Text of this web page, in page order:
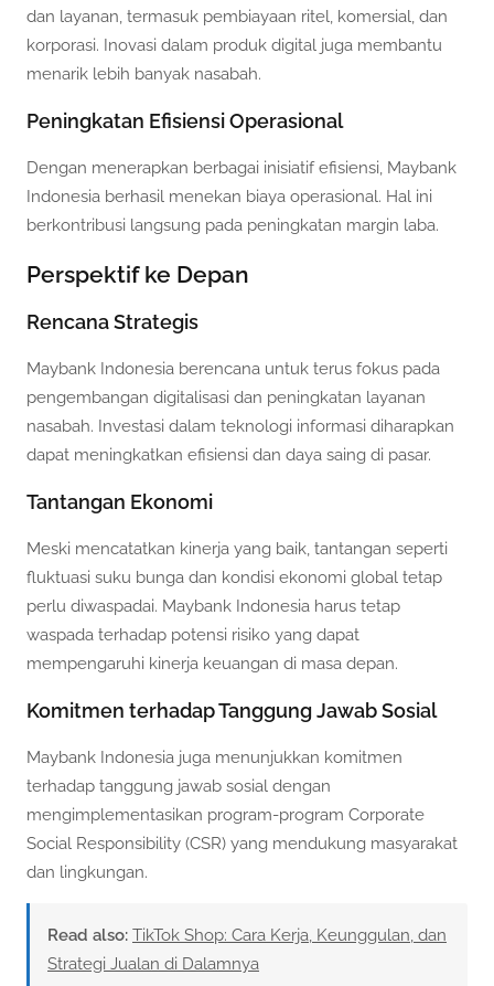
dan layanan, termasuk pembiayaan ritel, komersial, dan
korporasi. Inovasi dalam produk digital juga membantu
menarik lebih banyak nasabah.
Peningkatan Efisiensi Operasional
Dengan menerapkan berbagai inisiatif efisiensi, Maybank
Indonesia berhasil menekan biaya operasional. Hal ini
berkontribusi langsung pada peningkatan margin laba.
Perspektif ke Depan
Rencana Strategis
Maybank Indonesia berencana untuk terus fokus pada
pengembangan digitalisasi dan peningkatan layanan
nasabah. Investasi dalam teknologi informasi diharapkan
dapat meningkatkan efisiensi dan daya saing di pasar.
Tantangan Ekonomi
Meski mencatatkan kinerja yang baik, tantangan seperti
fluktuasi suku bunga dan kondisi ekonomi global tetap
perlu diwaspadai. Maybank Indonesia harus tetap
waspada terhadap potensi risiko yang dapat
mempengaruhi kinerja keuangan di masa depan.
Komitmen terhadap Tanggung Jawab Sosial
Maybank Indonesia juga menunjukkan komitmen
terhadap tanggung jawab sosial dengan
mengimplementasikan program-program Corporate
Social Responsibility (CSR) yang mendukung masyarakat
dan lingkungan.
Read also: TikTok Shop: Cara Kerja, Keunggulan, dan
Strategi Jualan di Dalamnya